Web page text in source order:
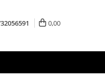
0,00